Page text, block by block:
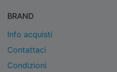
BRAND
Info acquisti
Contattaci
Condizioni